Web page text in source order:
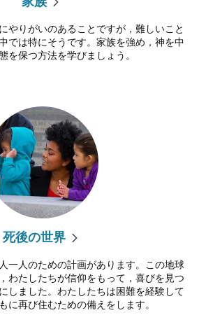
やりがいのあることですが，難しいこと
では特にそうです。家族を強め，神を中
を保つ方法を学びましょう。
死後の世界
一人のための計画があります。この地球
わたしたちが信仰をもって，喜びを見つ
しました。わたしたちは困難を経験して
に再び住むための備えをします。